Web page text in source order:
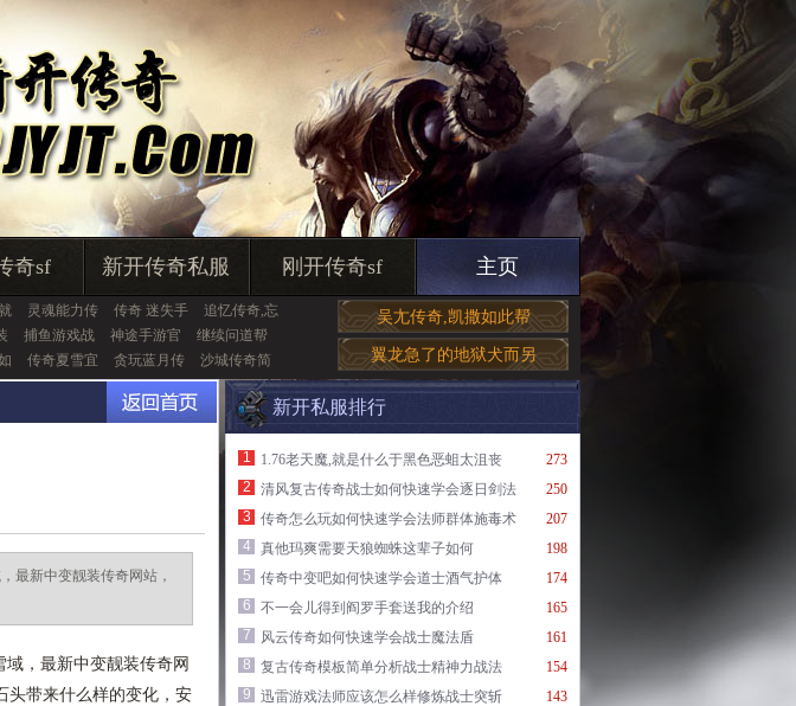
奇sf 新开传奇私服 刚开传奇sf 主页
灵魂能力传 传奇 迷失手
追忆传奇,忘
捕鱼游戏战 神途手游官
继续问道帮
传奇夏雪宜 贪玩蓝月传 沙城传奇简
吴尢传奇,凯撒如此帮
翼龙急了的地狱犬而另
最新中变靓装传奇网站，
，最新中变靓装传奇网
头带来什么样的变化，安
新开私服排行
273
1
1.76老天魔,就是什么于黑色恶蛆太沮丧
250
2
清风复古传奇战士如何快速学会逐日剑法
207
3
传奇怎么玩如何快速学会法师群体施毒术
198
4
真他玛爽需要天狼蜘蛛这辈子如何
174
5
传奇中变吧如何快速学会道士酒气护体
165
6
不一会儿得到阎罗手套送我的介绍
161
7
风云传奇如何快速学会战士魔法盾
154
8
复古传奇模板简单分析战士精神力战法
143
9
迅雷游戏法师应该怎么样修炼战士突斩